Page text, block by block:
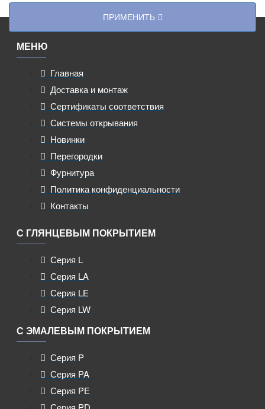
ПРИМЕНИТЬ
МЕНЮ
Главная
Доставка и монтаж
Сертификаты соответствия
Системы открывания
Новинки
Перегородки
Фурнитура
Политика конфиденциальности
Контакты
С ГЛЯНЦЕВЫМ ПОКРЫТИЕМ
Серия L
Серия LA
Серия LE
Серия LW
С ЭМАЛЕВЫМ ПОКРЫТИЕМ
Серия P
Серия PA
Серия PE